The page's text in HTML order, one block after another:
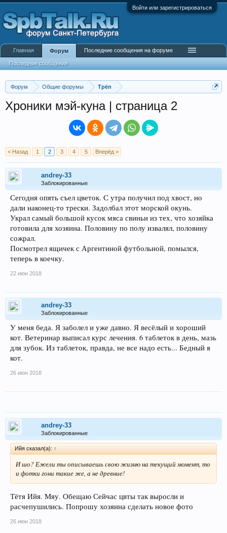
Войти или зарегистрироваться
Форум Общие форумы Трёп
Хроники мэй-куна | страница 2
< Назад 1 2 3 4 5 Вперёд >
andrey-33
Заблокированные
Сегодня опять съел цветок. С утра получил под хвост, но
дали наконец-то трески. Задолбал этот морской окунь.
Украл самый большой кусок мяса свиньи из тех, что хозяйка
готовила для хозяина. Половину по полу извалял, половину
сожрал.
Посмотрел ящичек с Аргентиной футбольной, помылся,
теперь в коечку.
22 июн 2018
andrey-33
Заблокированные
У меня беда. Я заболел и уже давно. Я весёлый и хороший
кот. Ветеринар выписал курс лечения. 6 таблеток в день, мазь
для зубок. Из таблеток, правда, не все надо есть... Бедный я
кот.
26 июн 2018
andrey-33
Заблокированные
Ийя сказал(а): ↑
И шо? Ежели ты описываешь свою жизню на текущий момент, то
и фотки гони такие же, а не древние!
Тётя Ийя. Мяу. Обещаю Сейчас цвты так выросли и
расчепушились. Попрошу хозяина сделать новое фото
26 июн 2018
Главная Форум
Последние сообщения
Последние сообщения на форуме